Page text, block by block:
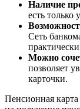
Наличие
есть только
Сеть
Можно
позволяет
карточки.
Пенсионная